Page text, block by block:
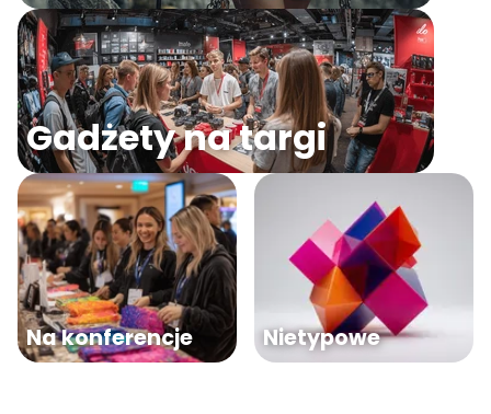
Gadżety na targi
Na konferencje Nietypowe